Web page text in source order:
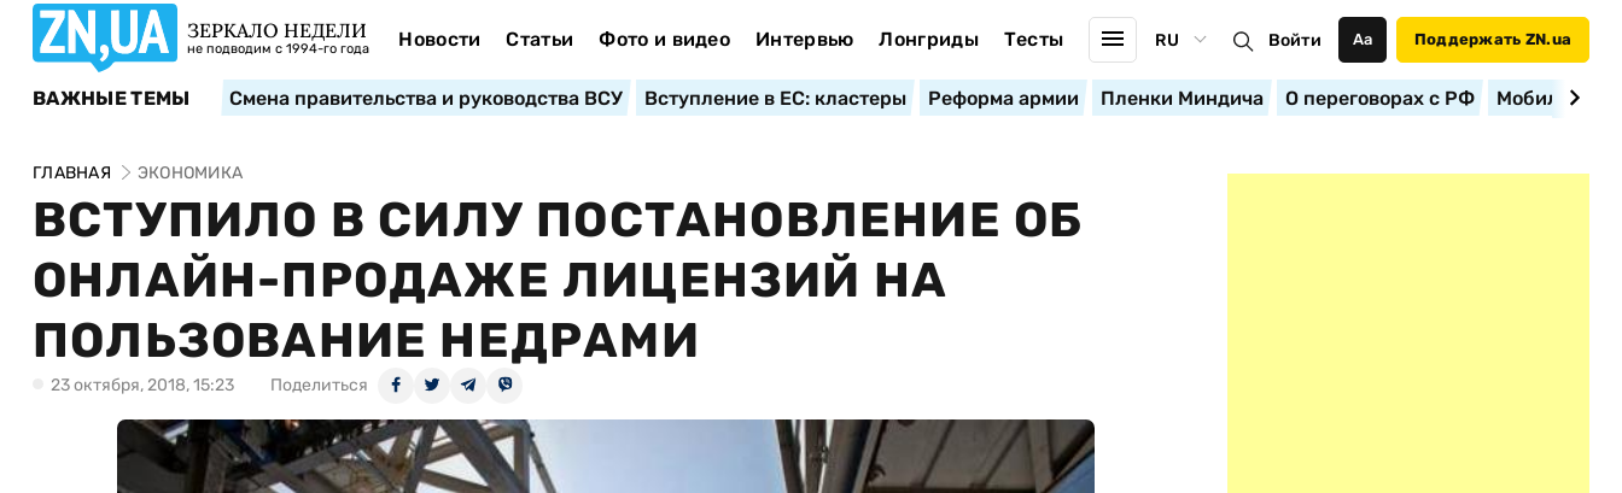
ЗЕРКАЛО НЕДЕЛИ
не подводим с 1994-го года Новости Статьи Фото и видео Интервью Лонгриды Тесты RU Войти Аа Поддержать ZN.ua
ВАЖНЫЕ ТЕМЫ Смена правительства и руководства ВСУ Вступление в ЕС: кластеры Реформа армии Пленки Миндича О переговорах с РФ
ГЛАВНАЯ ЭКОНОМИКА
ВСТУПИЛО В СИЛУ ПОСТАНОВЛЕНИЕ ОБ
ОНЛАЙН-ПРОДАЖЕ ЛИЦЕНЗИЙ НА
ПОЛЬЗОВАНИЕ НЕДРАМИ
23 октября, 2018, 15:23 Поделиться